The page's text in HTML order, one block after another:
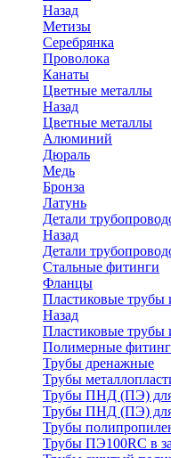
Назад
Метизы
Серебрянка
Проволока
Канаты
Цветные металлы
Назад
Цветные металлы
Алюминий
Дюраль
Медь
Бронза
Латунь
Детали
Назад
Детали
Стальные фитинги
Фланцы
Пластиковые трубы
Назад
Пластиковые трубы
Полимерные
Трубы дренажные
Трубы
Трубы ПНД (ПЭ)
Трубы ПНД (ПЭ) для
Трубы
Трубы ПЭ100RC в